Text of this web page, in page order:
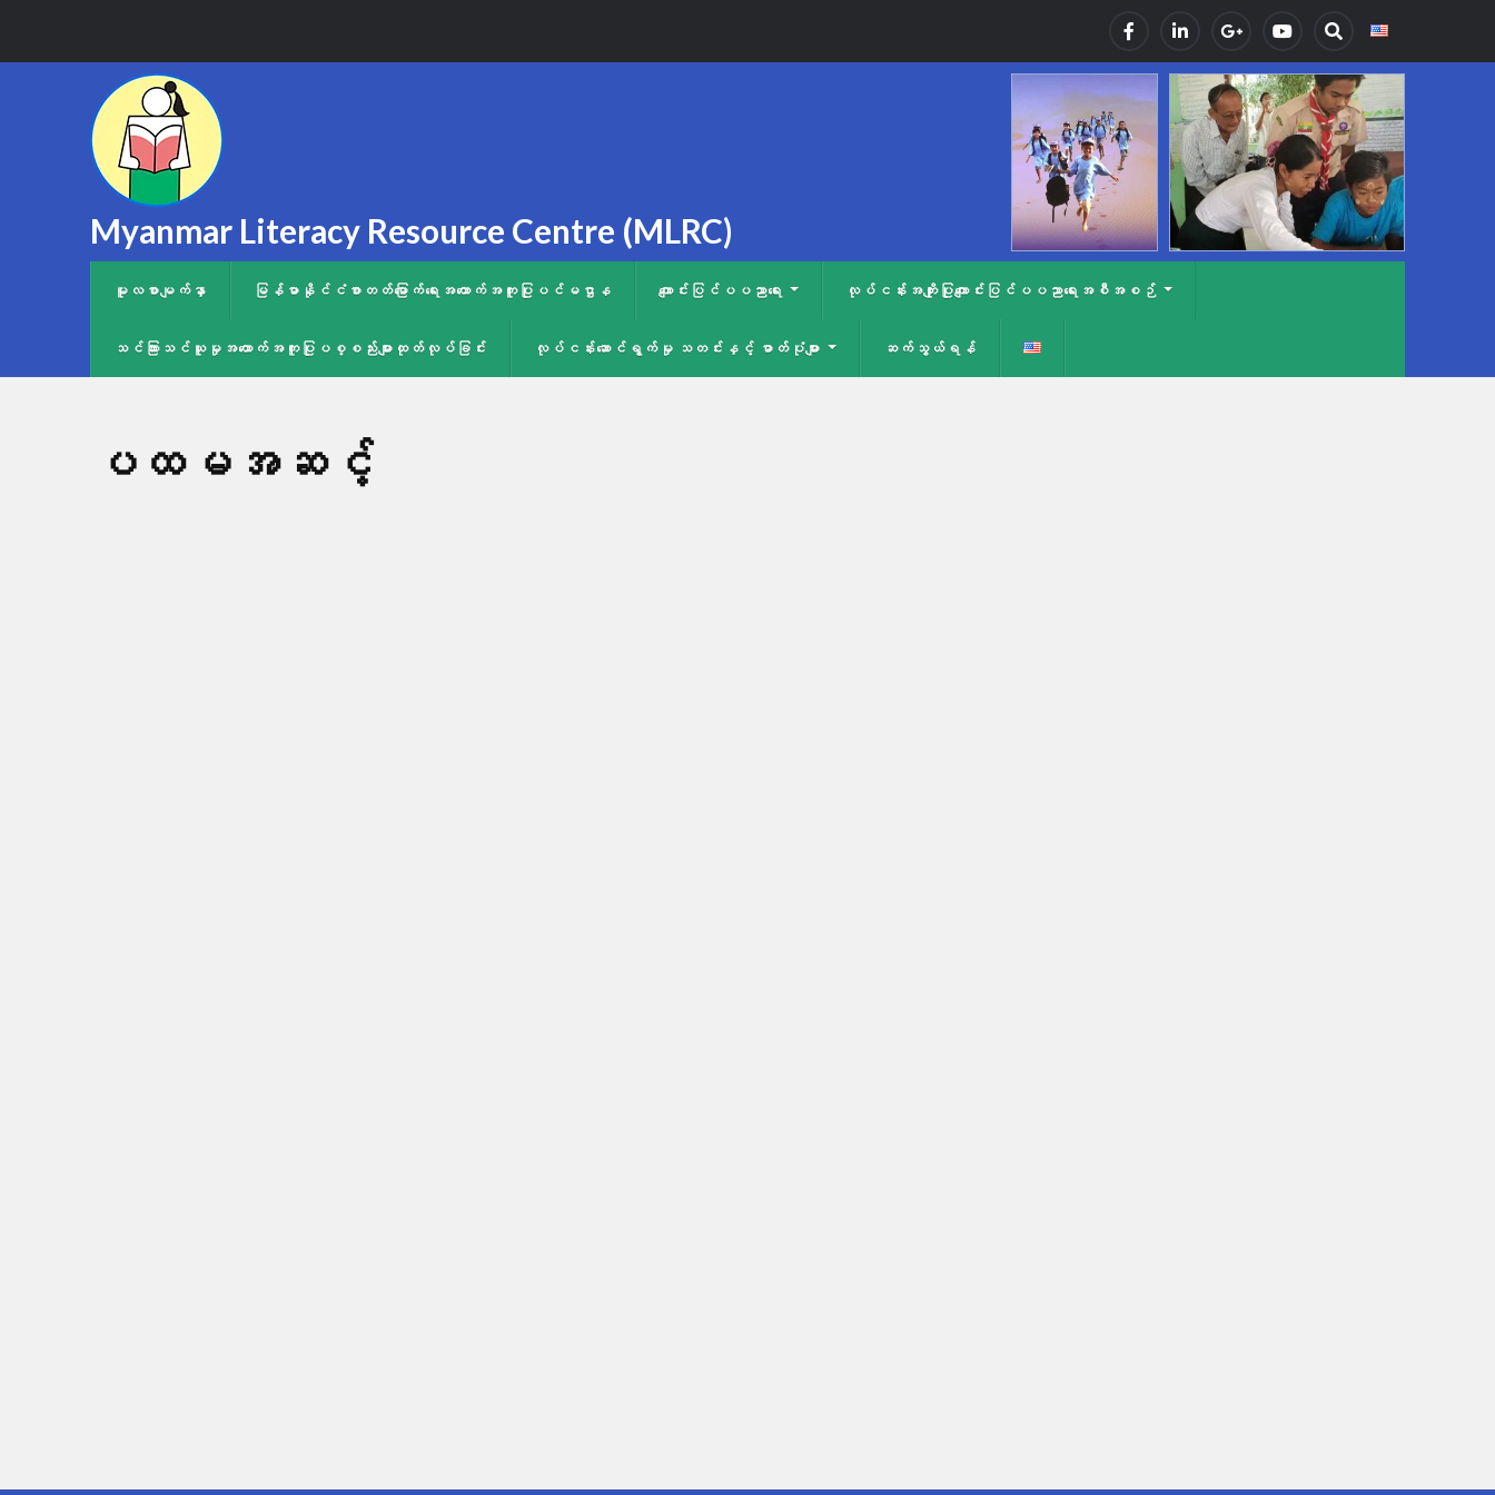
Myanmar Literacy Resource Centre (MLRC)
မူလစာမျက်နှာ မြန်မာနိုင်ငံစာတတ်မြောက်ရေးအထောက်အကူပြုပင်မဌာန ကျောင်းပြင်ပပညာရေး လုပ်ငန်းအကျိုးပြုကျောင်းပြင်ပပညာရေးအစီအစဉ်
သင်ကြားသင်ယူမှုအထောက်အကူပြုပစ္စည်းများထုတ်လုပ်ခြင်း လုပ်ငန်းဆောင်ရွက်မှု သတင်းနှင့် ဓာတ်ပုံများ ဆက်သွယ်ရန်
ပထမအဆင့်